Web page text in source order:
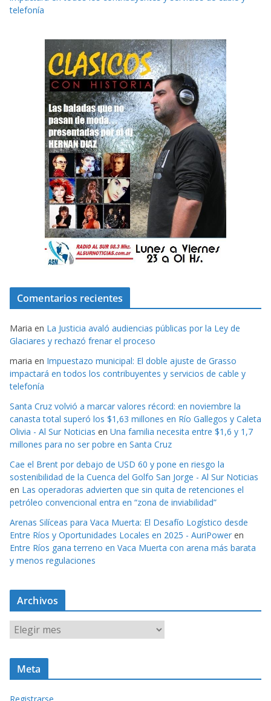
telefonía
Comentarios recientes
Maria en La Justicia avaló audiencias públicas por la Ley de
Glaciares y rechazó frenar el proceso
maria en Impuestazo municipal: El doble ajuste de Grasso
impactará en todos los contribuyentes y servicios de cable y
telefonía
Santa Cruz volvió a marcar valores récord: en noviembre la
canasta total superó los $1,63 millones en Río Gallegos y Caleta
Olivia - Al Sur Noticias en Una familia necesita entre $1,6 y 1,7
millones para no ser pobre en Santa Cruz
Cae el Brent por debajo de USD 60 y pone en riesgo la
sostenibilidad de la Cuenca del Golfo San Jorge - Al Sur Noticias
en Las operadoras advierten que sin quita de retenciones el
petróleo convencional entra en “zona de inviabilidad”
Arenas Silíceas para Vaca Muerta: El Desafío Logístico desde
Entre Ríos y Oportunidades Locales en 2025 - AuriPower en
Entre Ríos gana terreno en Vaca Muerta con arena más barata
y menos regulaciones
Archivos
c
Meta